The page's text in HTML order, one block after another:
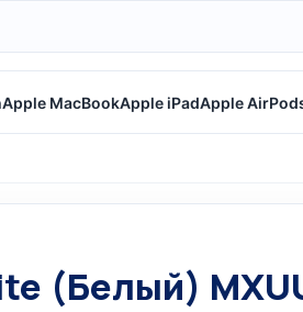
Apple MacBookApple iPadApple
(Белый)